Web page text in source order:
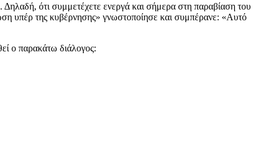
ότι συμμετέχετε ενεργά και σήμερα στη παραβίαση του
υπέρ της κυβέρνησης» γνωστοποίησε και συμπέρανε: «Αυτό
ο παρακάτω διάλογος: